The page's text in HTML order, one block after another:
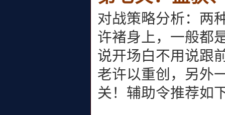
对战策略分析：两
许褚身上，一般都
说开场白不用说跟
老许以重创，另外
关！辅助令推荐如